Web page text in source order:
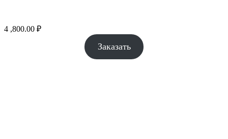
4 ,800.00 ₽
Заказать